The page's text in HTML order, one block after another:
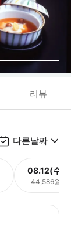
리뷰
다른날짜
08.12(수)
44,586원